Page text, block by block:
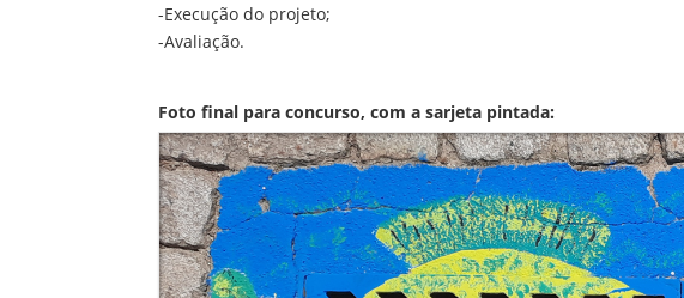
-Execução do projeto;
-Avaliação.
Foto final para concurso, com a sarjeta pintada: